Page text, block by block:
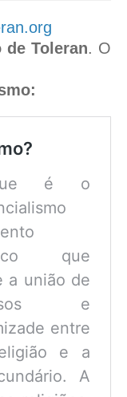
de Toleran. O
é o
que
a união de
e
entre
e a
A